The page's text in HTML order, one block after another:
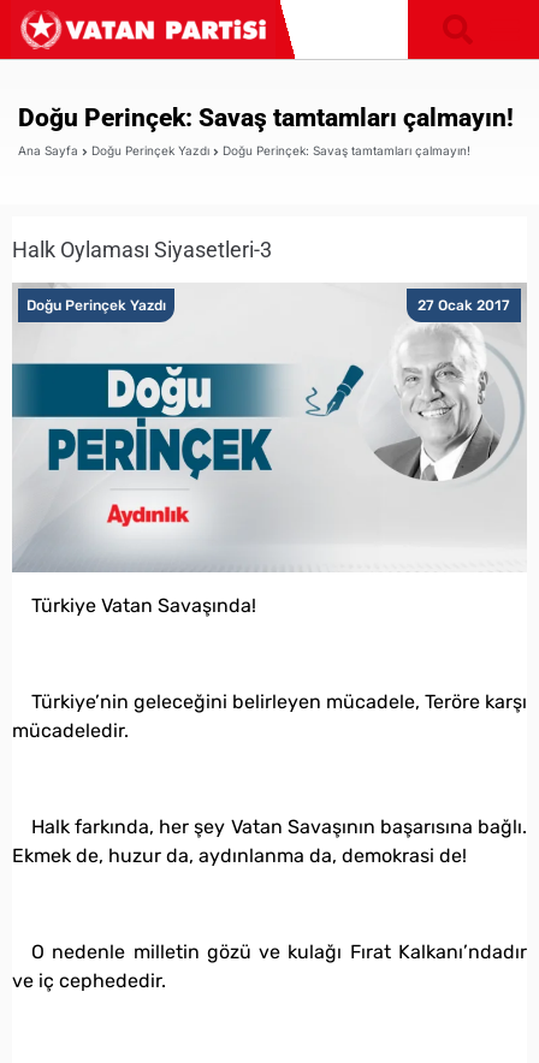
Doğu Perinçek: Savaş tamtamları çalmayın!
Ana Sayfa Doğu Perinçek Yazdı Doğu Perinçek: Savaş tamtamları çalmayın!
Halk Oylaması Siyasetleri-3
27 Ocak 2017
Doğu Perinçek Yazdı
Türkiye Vatan Savaşında!
Türkiye’nin geleceğini belirleyen mücadele, Teröre karşı
mücadeledir.
Halk farkında, her şey Vatan Savaşının başarısına bağlı.
Ekmek de, huzur da, aydınlanma da, demokrasi de!
O nedenle milletin gözü ve kulağı Fırat Kalkanı’ndadır
ve iç cephededir.